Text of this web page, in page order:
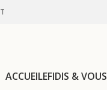
ACCUEILEFIDIS & VOUS